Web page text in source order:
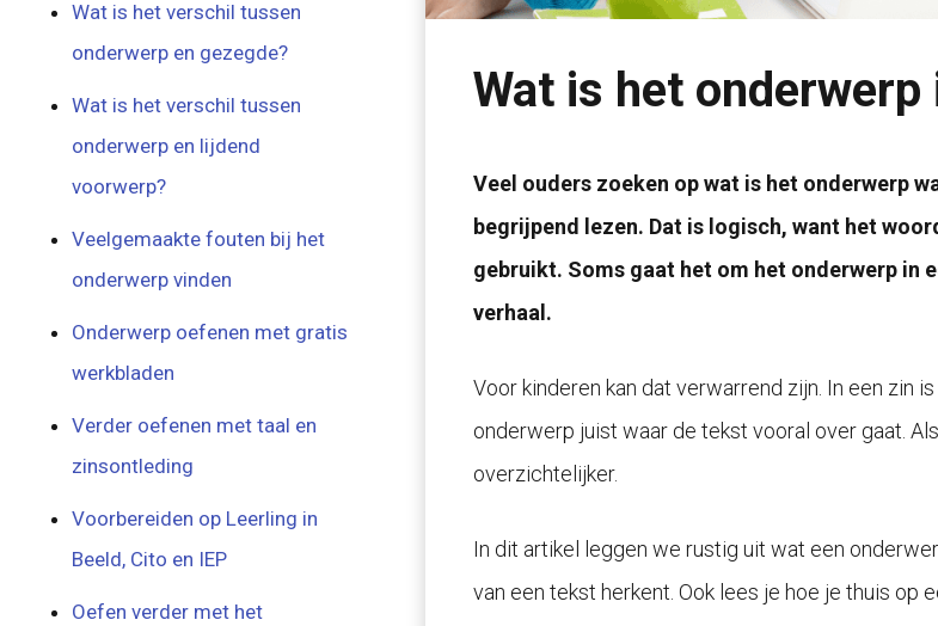
Wat is het
Veel ouders zoeken op wat is het onderwerp
begrijpend lezen. Dat is logisch, want het
gebruikt. Soms gaat het om het onderwerp in
verhaal.
Voor kinderen kan dat verwarrend zijn. In een zin
onderwerp juist waar de tekst vooral over gaat.
overzichtelijker.
In dit artikel leggen we rustig uit wat een
van een tekst herkent. Ook lees je hoe je thuis op
Wat is het verschil tussen
onderwerp en gezegde?
Wat is het verschil tussen
onderwerp en lijdend
voorwerp?
Veelgemaakte fouten bij het
onderwerp vinden
Onderwerp oefenen met gratis
werkbladen
Verder oefenen met taal en
zinsontleding
Voorbereiden op Leerling in
Beeld, Cito en IEP
Oefen verder met het